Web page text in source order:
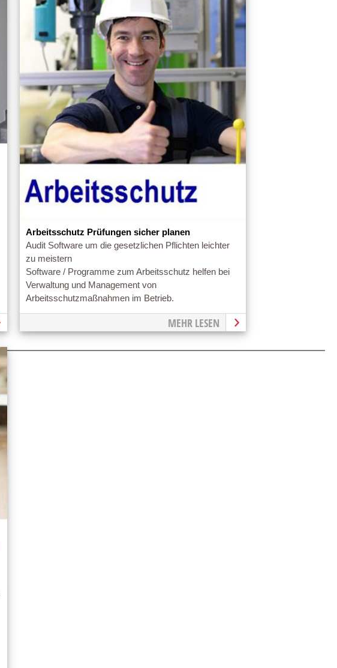
Arbeitsschutz Prüfungen sicher planen
Audit Software um die gesetzlichen Pflichten leichter
zu meistern
Software / Programme zum Arbeitsschutz helfen bei
Verwaltung und Management von
Arbeitsschutzmaßnahmen im Betrieb.
MEHR LESEN